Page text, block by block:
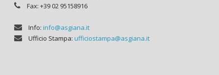
Fax: +39 02 95158916
Info: info@asgiana.it
Ufficio Stampa: ufficiostampa@asgiana.it